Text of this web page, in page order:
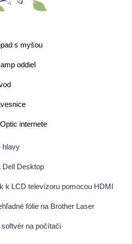
s myšou
oddiel
internete
hlavy
Dell Desktop
k LCD televízoru pomocou HDMI
fólie na Brother Laser
na počítači